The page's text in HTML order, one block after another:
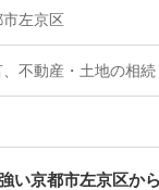
弁護士のプロフィール情
弁護士を検索したい』
る京都市左京区内の弁
すすめです。
左京区
不動産・土地の相続
い京都市左京区か